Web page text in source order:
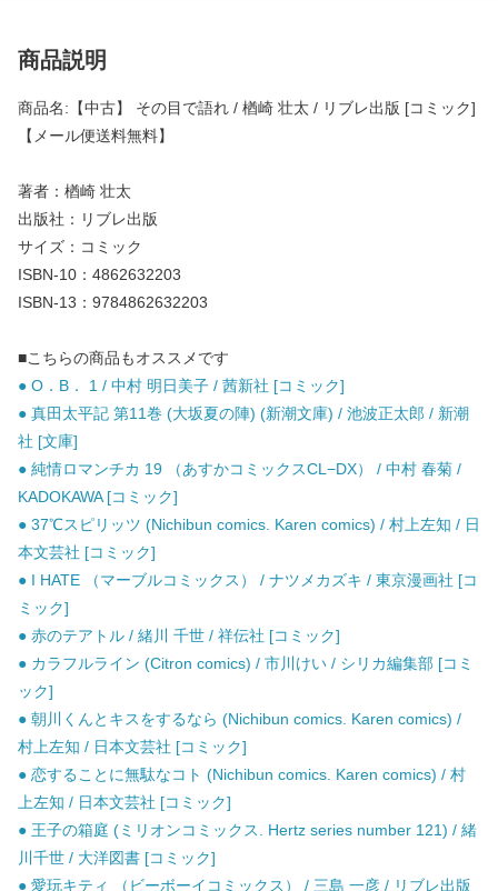
商品説明
商品名:【中古】 その目で語れ / 楢崎 壮太 / リブレ出版 [コミック]
【メール便送料無料】
著者：楢崎 壮太
出版社：リブレ出版
サイズ：コミック
ISBN-10：4862632203
ISBN-13：9784862632203
■こちらの商品もオススメです
● O．B． 1 / 中村 明日美子 / 茜新社 [コミック]
● 真田太平記 第11巻 (大坂夏の陣) (新潮文庫) / 池波正太郎 / 新潮
社 [文庫]
● 純情ロマンチカ 19 （あすかコミックスCL−DX） / 中村 春菊 /
KADOKAWA [コミック]
● 37℃スピリッツ (Nichibun comics. Karen comics) / 村上左知 / 日
本文芸社 [コミック]
● I HATE （マーブルコミックス） / ナツメカズキ / 東京漫画社 [コ
ミック]
● 赤のテアトル / 緒川 千世 / 祥伝社 [コミック]
● カラフルライン (Citron comics) / 市川けい / シリカ編集部 [コミ
ック]
● 朝川くんとキスをするなら (Nichibun comics. Karen comics) /
村上左知 / 日本文芸社 [コミック]
● 恋することに無駄なコト (Nichibun comics. Karen comics) / 村
上左知 / 日本文芸社 [コミック]
● 王子の箱庭 (ミリオンコミックス. Hertz series number 121) / 緒
川千世 / 大洋図書 [コミック]
● 愛玩キティ （ビーボーイコミックス） / 三島 一彦 / リブレ出版